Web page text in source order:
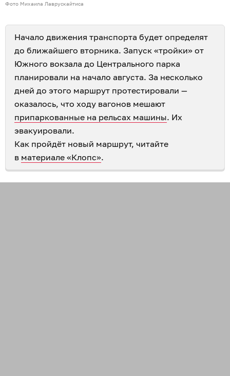
Фото Михаила Лаврускайтиса
Начало движения транспорта будет определят
до ближайшего вторника. Запуск «тройки» от
Южного вокзала до Центрального парка
планировали на начало августа. За несколько
дней до этого маршрут протестировали —
оказалось, что ходу вагонов мешают
припаркованные на рельсах машины. Их
эвакуировали.
Как пройдёт новый маршрут, читайте
в материале «Клопс».